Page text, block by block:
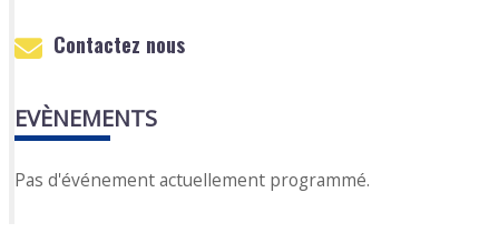
Contactez nous
EVÈNEMENTS
Pas d'événement actuellement programmé.